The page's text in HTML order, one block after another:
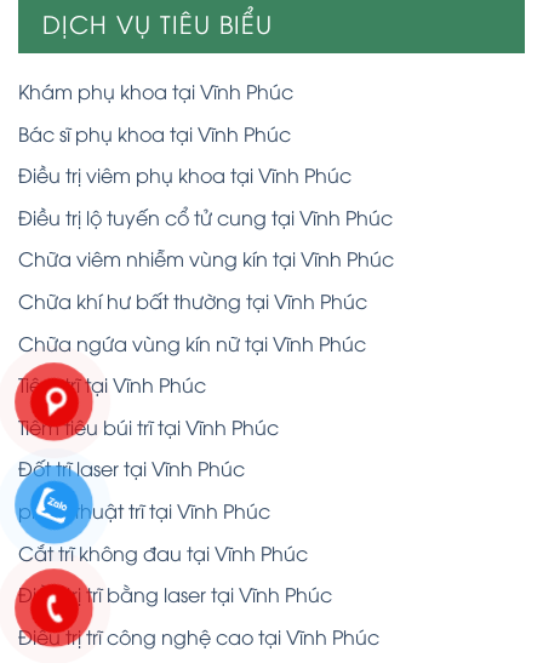
DỊCH VỤ TIÊU BIỂU
Khám phụ khoa tại Vĩnh Phúc
Bác sĩ phụ khoa tại Vĩnh Phúc
Điều trị viêm phụ khoa tại Vĩnh Phúc
Điều trị lộ tuyến cổ tử cung tại Vĩnh Phúc
Chữa viêm nhiễm vùng kín tại Vĩnh Phúc
Chữa khí hư bất thường tại Vĩnh Phúc
Chữa ngứa vùng kín nữ tại Vĩnh Phúc
Tiêm trĩ tại Vĩnh Phúc
Tiêm tiêu búi trĩ tại Vĩnh Phúc
Đốt trĩ laser tại Vĩnh Phúc
phẫu thuật trĩ tại Vĩnh Phúc
Cắt trĩ không đau tại Vĩnh Phúc
Điều trị trĩ bằng laser tại Vĩnh Phúc
Điều trị trĩ công nghệ cao tại Vĩnh Phúc